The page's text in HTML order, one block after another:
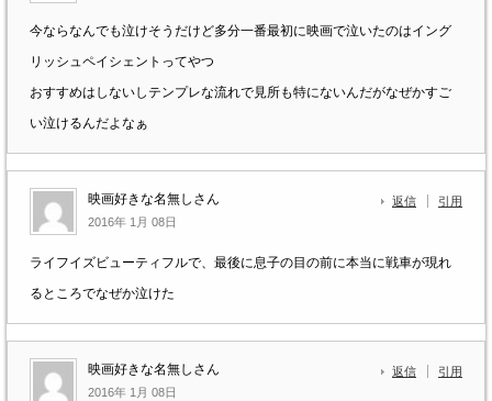
今ならなんでも泣けそうだけど多分一番最初に映画で泣いたのはイング
リッシュペイシェントってやつ
おすすめはしないしテンプレな流れで見所も特にないんだがなぜかすご
い泣けるんだよなぁ
映画好きな名無しさん
2016年 1月 08日
返信 引用
ライフイズビューティフルで、最後に息子の目の前に本当に戦車が現れ
るところでなぜか泣けた
映画好きな名無しさん
2016年 1月 08日
返信 引用